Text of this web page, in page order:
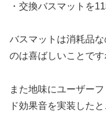
・交換バスマットを
バスマットは消耗品
のは喜ばしいことです
また地味にユーザー
ド効果音を実装したと